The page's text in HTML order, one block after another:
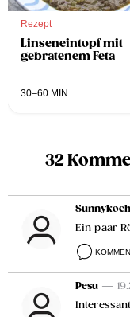
Rezept
Linseneintopf mit
gebratenem Feta
30–60 MIN
32
Ein paar
Pesu —
Interessant